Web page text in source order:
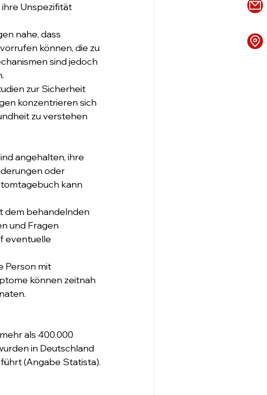
Unspezifität
nahe, dass
können, die zu
sind jedoch
zur Sicherheit
konzentrieren sich
zu verstehen
angehalten, ihre
oder
kann
dem behandelnden
und Fragen
eventuelle
Person mit
können zeitnah
als 400.000
in Deutschland
(Angabe Statista).